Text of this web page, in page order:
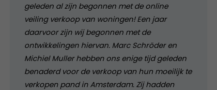
geleden al zijn begonnen met de online
veiling verkoop van woningen! Een jaar
daarvoor zijn wij begonnen met de
ontwikkelingen hiervan. Marc Schröder en
Michiel Muller hebben ons enige tijd geleden
benaderd voor de verkoop van hun moeilijk te
verkopen pand in Amsterdam. Zij hadden